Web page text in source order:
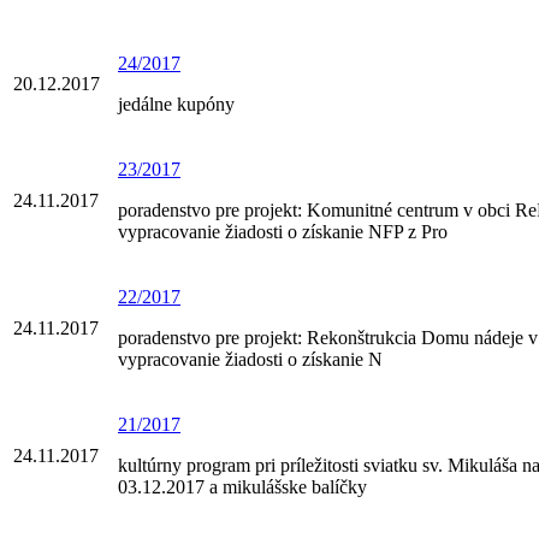
20.12.2017
24/2017
jedálne kupóny
24.11.2017
23/2017
poradenstvo pre projekt: Komunitné centrum v obci
vypracovanie žiadosti o získanie NFP z Pro
24.11.2017
22/2017
poradenstvo pre projekt: Rekonštrukcia Domu nádeje
vypracovanie žiadosti o získanie N
24.11.2017
21/2017
kultúrny program pri príležitosti sviatku sv. Mikuláša
03.12.2017 a mikulášske balíčky